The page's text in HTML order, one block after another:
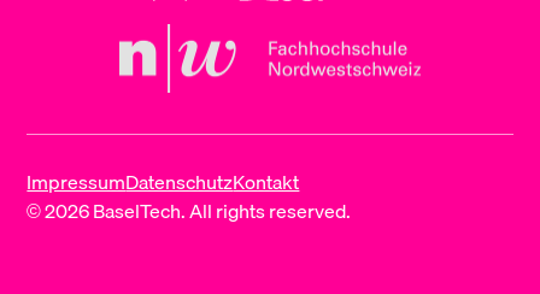
ImpressumDatenschutzKontakt
© 2026 BaselTech. All rights reserved.